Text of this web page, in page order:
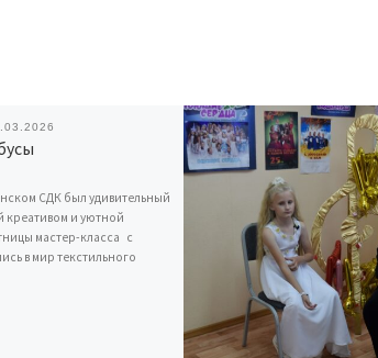
СДК был удивительный
креативом и уютной
мастер-класса с
в мир текстильного